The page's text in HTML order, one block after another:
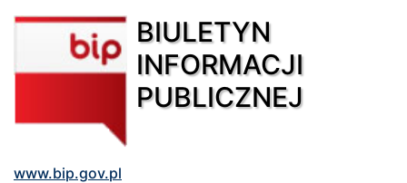
BIULETYN
INFORMACJI
PUBLICZNEJ
www.bip.gov.pl